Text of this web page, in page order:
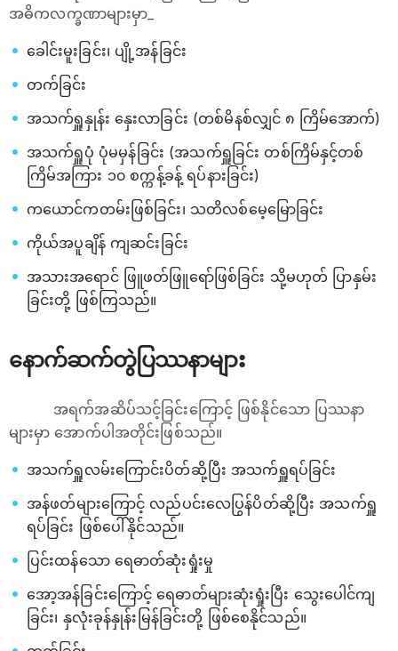
အဓိကလက္ခဏာများမှာ_
ခေါင်းမူးခြင်း၊ ပျို့အန်ခြင်း
တက်ခြင်း
အသက်ရှူနှုန်း နှေးလာခြင်း (တစ်မိနစ်လျှင် ၈ ကြိမ်အောက်)
အသက်ရှူပုံ ပုံမမှန်ခြင်း (အသက်ရှူခြင်း တစ်ကြိမ်နှင့်တစ်
ကြိမ်အကြား ၁၀ စက္ကန့်ခန့် ရပ်နားခြင်း)
ကယောင်ကတမ်းဖြစ်ခြင်း၊ သတိလစ်မေ့မြောခြင်း
ကိုယ်အပူချိန် ကျဆင်းခြင်း
အသားအရောင် ဖြူဖတ်ဖြူရော်ဖြစ်ခြင်း သို့မဟုတ် ပြာနှမ်း
ခြင်းတို့ ဖြစ်ကြသည်။
နောက်ဆက်တွဲပြဿနာများ
အရက်အဆိပ်သင့်ခြင်းကြောင့် ဖြစ်နိုင်သော ပြဿနာ
များမှာ အောက်ပါအတိုင်းဖြစ်သည်။
အသက်ရှူလမ်းကြောင်းပိတ်ဆို့ပြီး အသက်ရှူရပ်ခြင်း
အန်ဖတ်များကြောင့် လည်ပင်းလေပြွန်ပိတ်ဆို့ပြီး အသက်ရှူ
ရပ်ခြင်း ဖြစ်ပေါ်နိုင်သည်။
ပြင်းထန်သော ရေဓာတ်ဆုံးရှုံးမှု
အော့အန်ခြင်းကြောင့် ရေဓာတ်များဆုံးရှုံးပြီး သွေးပေါင်ကျ
ခြင်း၊ နှလုံးခုန်နှုန်းမြန်ခြင်းတို့ ဖြစ်စေနိုင်သည်။